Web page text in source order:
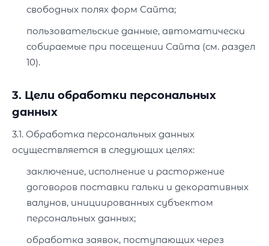
свободных полях форм Сайта;
пользовательские данные, автоматически
собираемые при посещении Сайта (см. раздел
10).
3. Цели обработки персональных
данных
3.1. Обработка персональных данных
осуществляется в следующих целях:
заключение, исполнение и расторжение
договоров поставки гальки и декоративных
валунов, инициированных субъектом
персональных данных;
обработка заявок, поступающих через